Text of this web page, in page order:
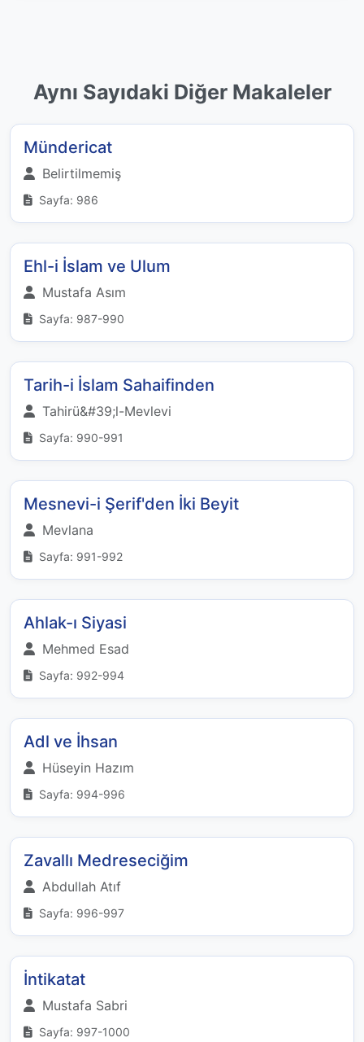
Aynı Sayıdaki Diğer Makaleler
Mündericat
Belirtilmemiş
Sayfa: 986
Ehl-i İslam ve Ulum
Mustafa Asım
Sayfa: 987-990
Tarih-i İslam Sahaifinden
Tahirü&#39;l-Mevlevi
Sayfa: 990-991
Mesnevi-i Şerif'den İki Beyit
Mevlana
Sayfa: 991-992
Ahlak-ı Siyasi
Mehmed Esad
Sayfa: 992-994
Adl ve İhsan
Hüseyin Hazım
Sayfa: 994-996
Zavallı Medreseciğim
Abdullah Atıf
Sayfa: 996-997
İntikatat
Mustafa Sabri
Sayfa: 997-1000